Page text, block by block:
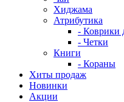
Хиджама
Атрибутика
- Коврики
- Четки
Книги
- Кораны
Хиты продаж
Новинки
Акции